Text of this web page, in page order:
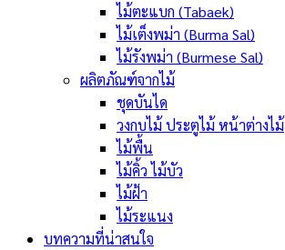
ไม้ตะแบก (Tabaek)
ไม้เต็งพม่า (Burma Sal)
ไม้รังพม่า (Burmese Sal)
ผลิตภัณฑ์จากไม้
ชุดบันได
วงกบไม้ ประตูไม้ หน้าต่างไม้
ไม้พื้น
ไม้คิ้ว ไม้บัว
ไม้ฝ้า
ไม้ระแนง
บทความที่น่าสนใจ